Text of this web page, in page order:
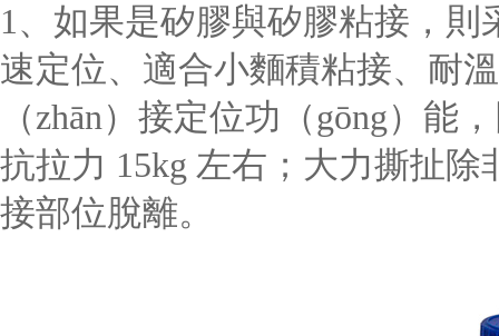
1、如果是矽膠與矽膠粘接，則
速定位、適合小麵積粘接、耐
（zhān）接定位功（gōng）能
抗拉力 15kg 左右；大力撕扯
接部位脫離。